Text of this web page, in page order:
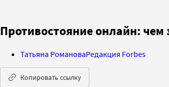
Противостояние онлайн:
Татьяна РомановаРедакция Forbes
Копировать ссылку